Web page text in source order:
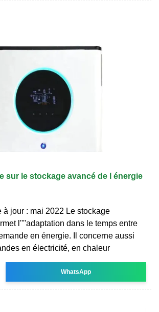
sur le stockage avancé de l énergie
à jour : mai 2022 Le stockage
l''''adaptation dans le temps entre
en énergie. Il concerne aussi
en électricité, en chaleur
WhatsApp